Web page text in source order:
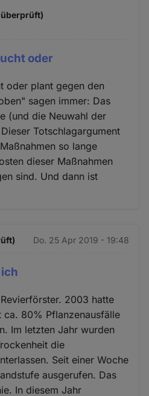
oder
oder plant gegen den
sagen immer: Das
(und die Neuwahl der
Totschlagargument
so lange
dieser Maßnahmen
sind. Und dann ist
Do. 25 Apr 2019 - 19:48
2003 hatte
ca. 80% Pflanzenausfälle
Im letzten Jahr wurden
die
Seit einer Woche
ausgerufen. Das
In diesem Jahr